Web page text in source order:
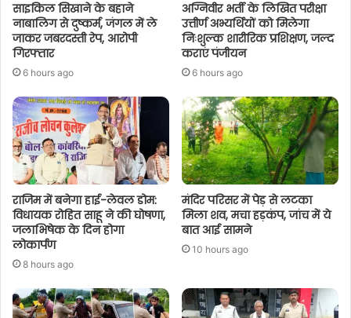
साइकिल सिखाने के बहाने
नाबालिग से दुष्कर्म, जंगल में ले
जाकर जबरदस्ती रेप, आरोपी
गिरफ्तार
6 hours ago
अग्निवीर भर्ती के लिखित परीक्षा
उत्तीर्ण अभ्यर्थियों को मिलेगा
निःशुल्क शारीरिक प्रशिक्षण, जल्द
कराएं पंजीयन
6 hours ago
राजिम में बनेगा हाई-लेवल डोम:
विधायक रोहित साहू ने की घोषणा,
जलाभिषेक के दिन होगा
लोकार्पण
8 hours ago
मंदिर परिसर में पेड़ से लटका
मिला शव, मचा हड़कंप, जांच में ये
बात आई सामने
10 hours ago